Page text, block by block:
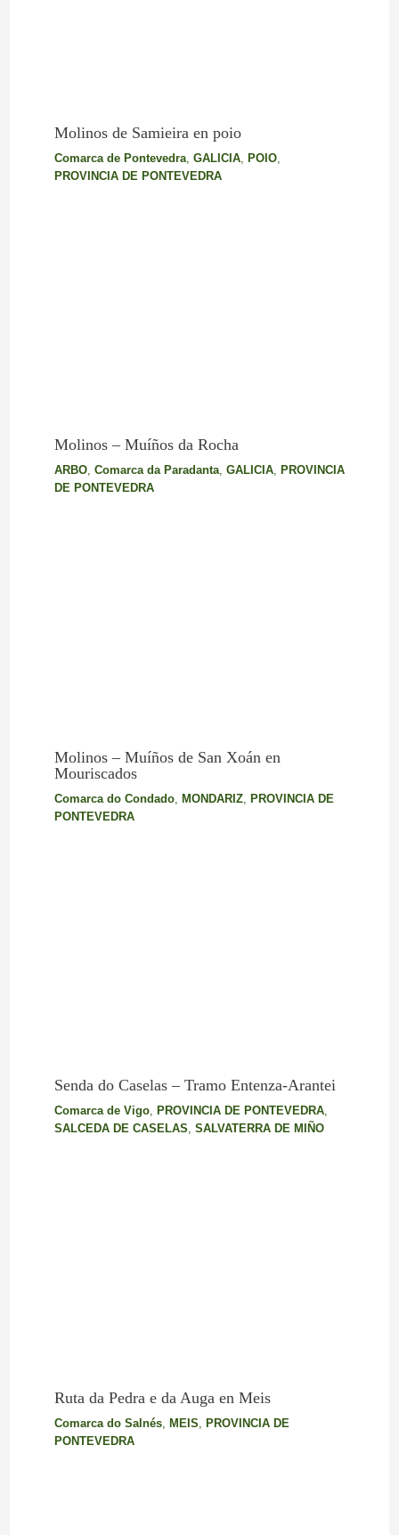
Molinos de Samieira en poio
Comarca de Pontevedra, GALICIA, POIO,
PROVINCIA DE PONTEVEDRA
Molinos – Muíños da Rocha
ARBO, Comarca da Paradanta, GALICIA, PROVINCIA
DE PONTEVEDRA
Molinos – Muíños de San Xoán en
Mouriscados
Comarca do Condado, MONDARIZ,
PROVINCIA DE
PONTEVEDRA
Senda do Caselas – Tramo Entenza-Arantei
Comarca de Vigo, PROVINCIA DE PONTEVEDRA,
SALCEDA DE CASELAS, SALVATERRA DE MIÑO
Ruta da Pedra e da Auga en Meis
Comarca do Salnés, MEIS, PROVINCIA DE
PONTEVEDRA